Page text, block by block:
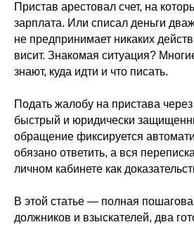
Пристав арестовал счет, на
зарплата. Или списал деньги
не предпринимает никаких
висит. Знакомая ситуация?
знают, куда идти и что писать.
Подать жалобу на пристава
быстрый и юридически
обращение фиксируется
обязано ответить, а вся
личном кабинете как
В этой статье — полная
должников и взыскателей, два